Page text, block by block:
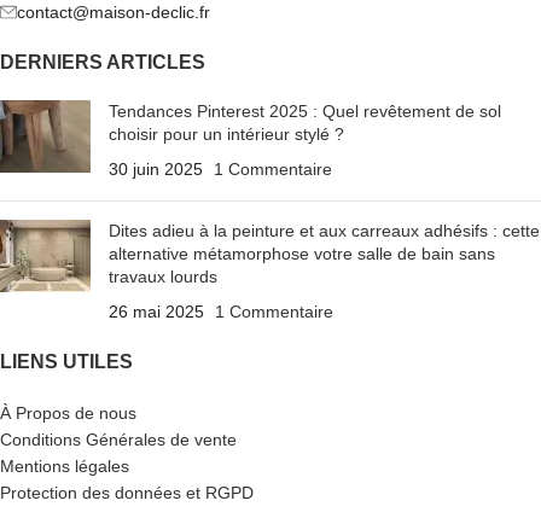
contact@maison-declic.fr
DERNIERS ARTICLES
Tendances Pinterest 2025 : Quel revêtement de sol
choisir pour un intérieur stylé ?
30 juin 2025
1 Commentaire
Dites adieu à la peinture et aux carreaux adhésifs : cette
alternative métamorphose votre salle de bain sans
travaux lourds
26 mai 2025
1 Commentaire
LIENS UTILES
À Propos de nous
Conditions Générales de vente
Mentions légales
Protection des données et RGPD